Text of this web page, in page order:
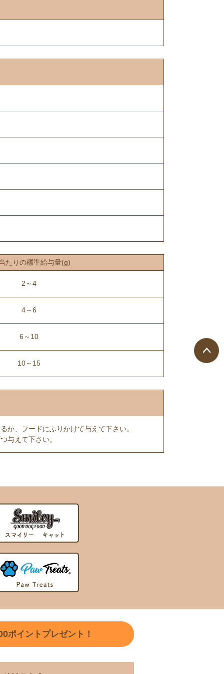
たりの標準給与量(g)
2～4
4～6
6～10
10～15
か、フードにふりかけて与えて下さい。
与えて下さい。
ポイントプレゼント！